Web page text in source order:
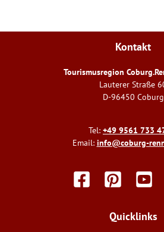
Kontakt
Tourismusregion
Lauterer Straße
D-96450 Coburg
Tel: +49 9561 733
Email: info@coburg-
F
a
P
i
e
Y
o
t
u
Quicklinks